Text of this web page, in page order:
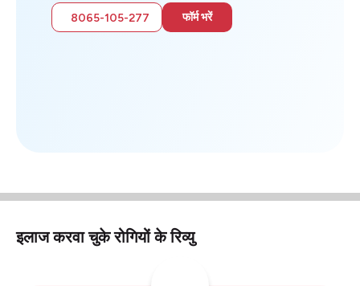
8065-105-277 फॉर्म भरें
इलाज करवा चुके रोगियों के रिव्यु